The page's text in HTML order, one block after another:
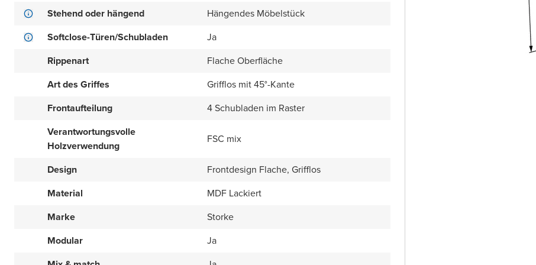
Stehend oder hängend
Hängendes Möbelstück
Softclose-Türen/Schubladen
Ja
Rippenart
Flache Oberfläche
Art des Griffes
Grifflos mit 45°-Kante
Frontaufteilung
4 Schubladen im Raster
Verantwortungsvolle
Holzverwendung
FSC mix
Design
Frontdesign Flache, Grifflos
Material
MDF Lackiert
Marke
Storke
Modular
Ja